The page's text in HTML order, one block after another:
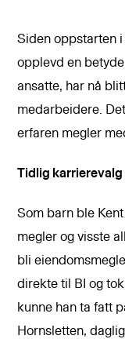
Siden oppstarten
opplevd en
ansatte, har nå
medarbeidere.
erfaren megler
Tidlig karrierevalg
Som barn ble
megler og visste
bli
direkte til BI og
kunne han ta fatt
Hornsletten,